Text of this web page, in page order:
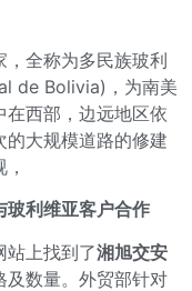
全称为多民族玻利
de Bolivia)，为南美
西部，边远地区依
大规模道路的修建
利维亚客户合作
站上找到了湘旭交安
及数量。外贸部针对